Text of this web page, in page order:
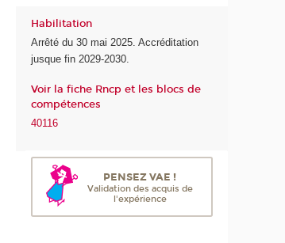
Habilitation
Arrêté du 30 mai 2025. Accréditation
jusque fin 2029-2030.
Voir la fiche Rncp et les blocs de
compétences
40116
PENSEZ VAE !
Validation des acquis de
l'expérience